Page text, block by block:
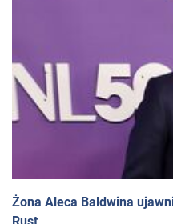
Żona Aleca Baldwina